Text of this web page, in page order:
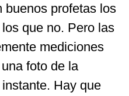
buenos profetas los
que no. Pero las
mediciones
foto de la
Hay que